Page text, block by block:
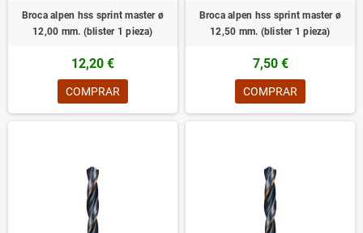
Broca alpen hss sprint master ø
12,00 mm. (blister 1 pieza)
12,20 €
COMPRAR
Broca alpen hss sprint master ø
12,50 mm. (blister 1 pieza)
7,50 €
COMPRAR